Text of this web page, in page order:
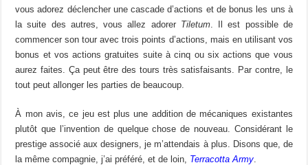
vous adorez déclencher une cascade d’actions et de bonus les uns à
la suite des autres, vous allez adorer Tiletum. Il est possible de
commencer son tour avec trois points d’actions, mais en utilisant vos
bonus et vos actions gratuites suite à cinq ou six actions que vous
aurez faites. Ça peut être des tours très satisfaisants. Par contre, le
tout peut allonger les parties de beaucoup.
À mon avis, ce jeu est plus une addition de mécaniques existantes
plutôt que l’invention de quelque chose de nouveau. Considérant le
prestige associé aux designers, je m’attendais à plus. Disons que, de
la même compagnie, j’ai préféré, et de loin, Terracotta Army